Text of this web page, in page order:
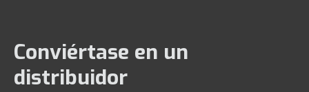
Conviértase en un
distribuidor